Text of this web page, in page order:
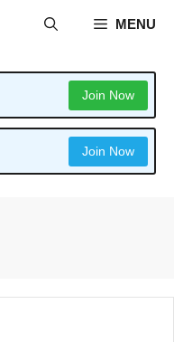
MENU
Join Now
Join Now